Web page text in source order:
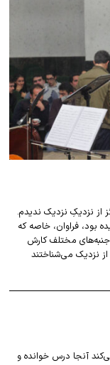
از نزدیکِ نزدیک ندیدم.
بود، فراوان، خاصه‌ که
جنبه‌های مختلف کارش
نزدیک می‌شناختند
آنجا درس خوانده و